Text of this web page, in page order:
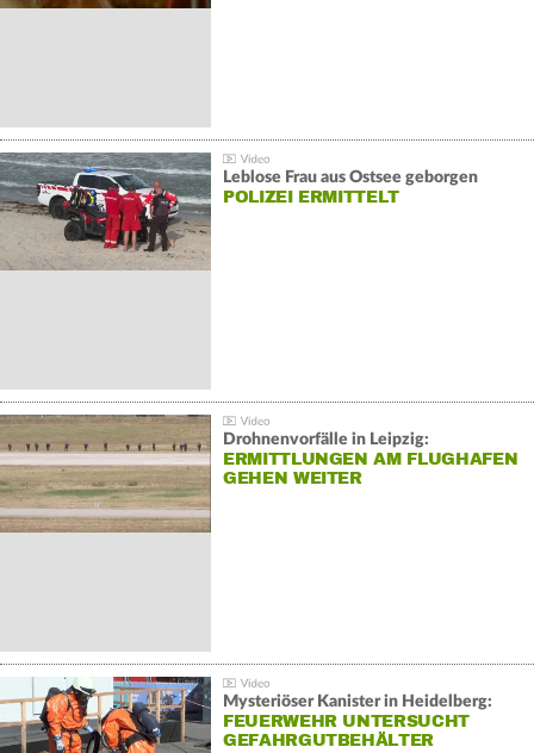
Leblose Frau aus Ostsee geborgen
POLIZEI ERMITTELT
Drohnenvorfälle in Leipzig:
ERMITTLUNGEN AM FLUGHAFEN
GEHEN WEITER
Mysteriöser Kanister in Heidelberg:
FEUERWEHR UNTERSUCHT
GEFAHRGUTBEHÄLTER